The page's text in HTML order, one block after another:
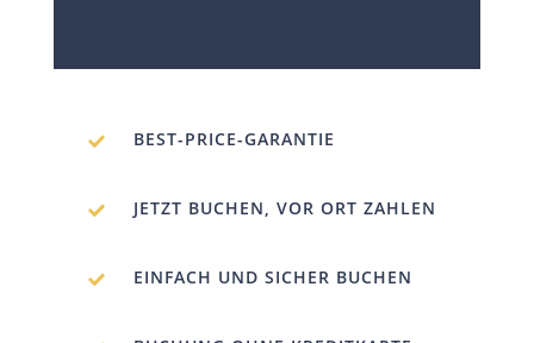
BEST-PRICE-GARANTIE
JETZT BUCHEN, VOR ORT ZAHLEN
EINFACH UND SICHER BUCHEN